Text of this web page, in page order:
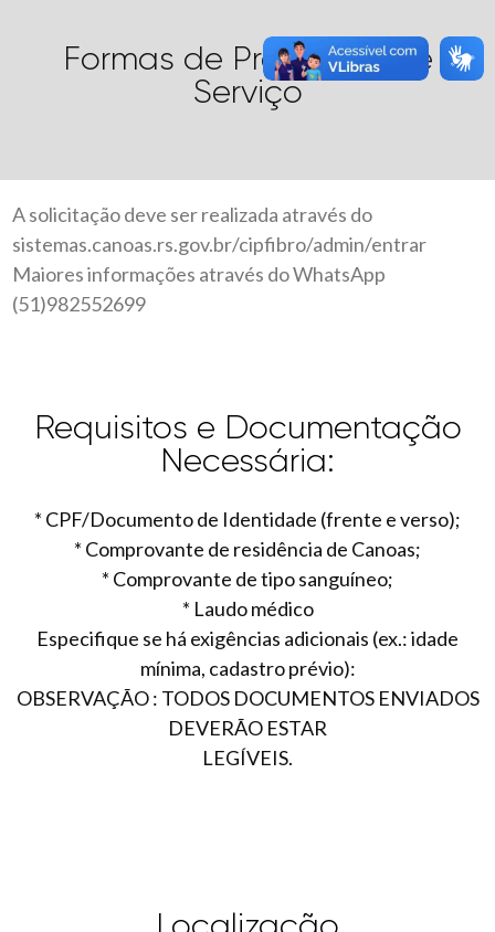
Formas de Prestação de
Serviço
A solicitação deve ser realizada através do
sistemas.canoas.rs.gov.br/cipfibro/admin/entrar
Maiores informações através do WhatsApp
(51)982552699
Requisitos e Documentação
Necessária:
* CPF/Documento de Identidade (frente e verso);
* Comprovante de residência de Canoas;
* Comprovante de tipo sanguíneo;
* Laudo médico
Especifique se há exigências adicionais (ex.: idade
mínima, cadastro prévio):
OBSERVAÇÃO : TODOS DOCUMENTOS ENVIADOS
DEVERÃO ESTAR
LEGÍVEIS.